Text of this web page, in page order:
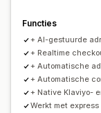
Functies
+ AI-gestuurde
+ Realtime
+ Automatische
+ Automatische
+ Native Klaviyo-
Werkt met